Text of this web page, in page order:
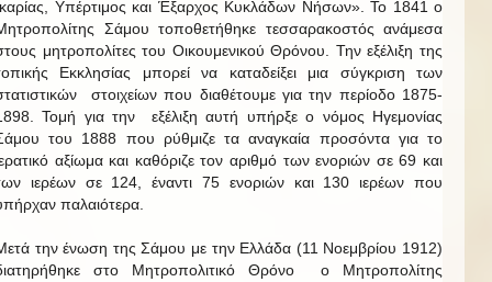
Υπέρτιμος και Έξαρχος Κυκλάδων Νήσων». Το 1841 ο
Σάμου τοποθετήθηκε τεσσαρακοστός ανάμεσα
μητροπολίτες του Οικουμενικού Θρόνου. Την εξέλιξη της
Εκκλησίας μπορεί να καταδείξει μια σύγκριση των
στοιχείων που διαθέτουμε για την περίοδο 1875-
Τομή για την εξέλιξη αυτή υπήρξε ο νόμος Ηγεμονίας
του 1888 που ρύθμιζε τα αναγκαία προσόντα για το
αξίωμα και καθόριζε τον αριθμό των ενοριών σε 69 και
ιερέων σε 124, έναντι 75 ενοριών και 130 ιερέων που
παλαιότερα.
την ένωση της Σάμου με την Ελλάδα (11 Νοεμβρίου 1912)
στο Μητροπολιτικό Θρόνο ο Μητροπολίτης